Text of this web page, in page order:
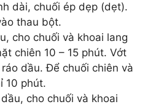
dài, chuối ép dẹp (dẹt).
thau bột.
cho chuối và khoai lang
chiên 10 – 15 phút. Vớt
dầu. Để chuối chiên và
10 phút.
cho chuối và khoai